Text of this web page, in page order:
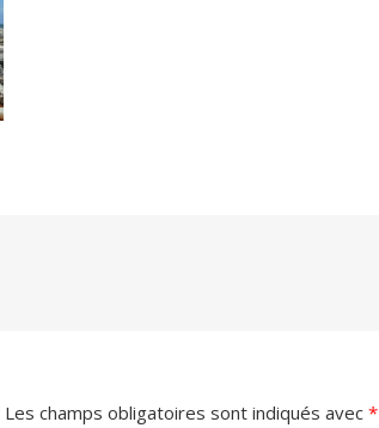
Les champs obligatoires sont indiqués avec *